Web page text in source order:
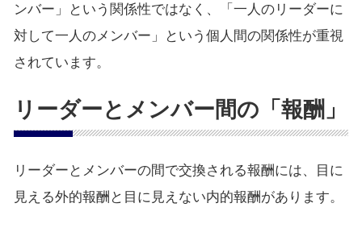
ンバー」という関係性ではなく、「一人のリーダーに
対して一人のメンバー」という個人間の関係性が重視
されています。
リーダーとメンバー間の「報酬」
リーダーとメンバーの間で交換される報酬には、目に
見える外的報酬と目に見えない内的報酬があります。